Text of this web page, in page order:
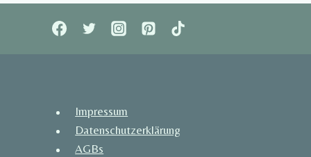
Impressum
Datenschutzerklärung
AGBs